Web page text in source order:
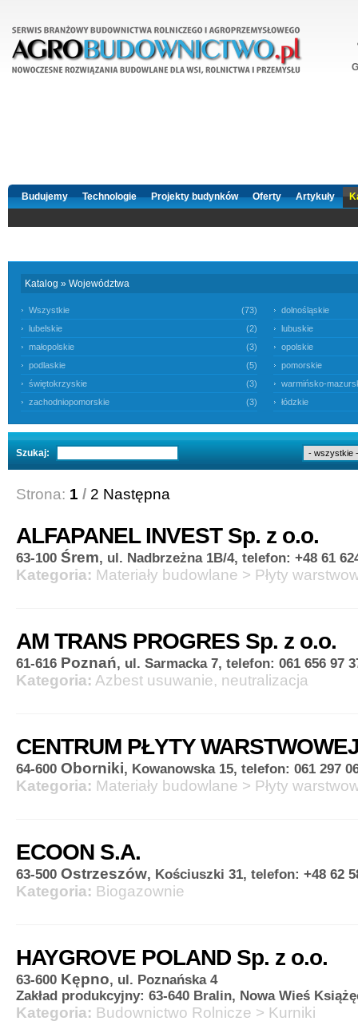
Budujemy Technologie Projekty budynków Oferty Artykuły
Katalog » Województwa
Wszystkie (73)
dolnośląskie
lubelskie
(2)
lubuskie
małopolskie
(3)
opolskie
podlaskie
(5)
pomorskie
świętokrzyskie
(3)
warmińsko-
zachodniopomorskie
(3) łódzkie
Szukaj:
Strona: 1 / 2 Następna
ALFAPANEL INVEST Sp. z o.o.
63-100 Śrem, ul. Nadbrzeżna 1B/4, telefon: +48 61
Kategoria: Materiały budowlane > Płyty
AM TRANS PROGRES Sp. z o.o.
61-616 Poznań, ul. Sarmacka 7, telefon: 061 656 97
Kategoria: Azbest usuwanie, neutralizacja
CENTRUM PŁYTY
64-600 Oborniki, Kowanowska 15, telefon: 061 297
Kategoria: Materiały budowlane > Płyty
ECOON S.A.
63-500 Ostrzeszów, Kościuszki 31, telefon: +48 62
Kategoria: Biogazownie
HAYGROVE POLAND Sp. z o.o.
63-600 Kępno, ul. Poznańska 4
Zakład produkcyjny: 63-640 Bralin, Nowa Wieś
Kategoria: Budownictwo Rolnicze > Kurniki